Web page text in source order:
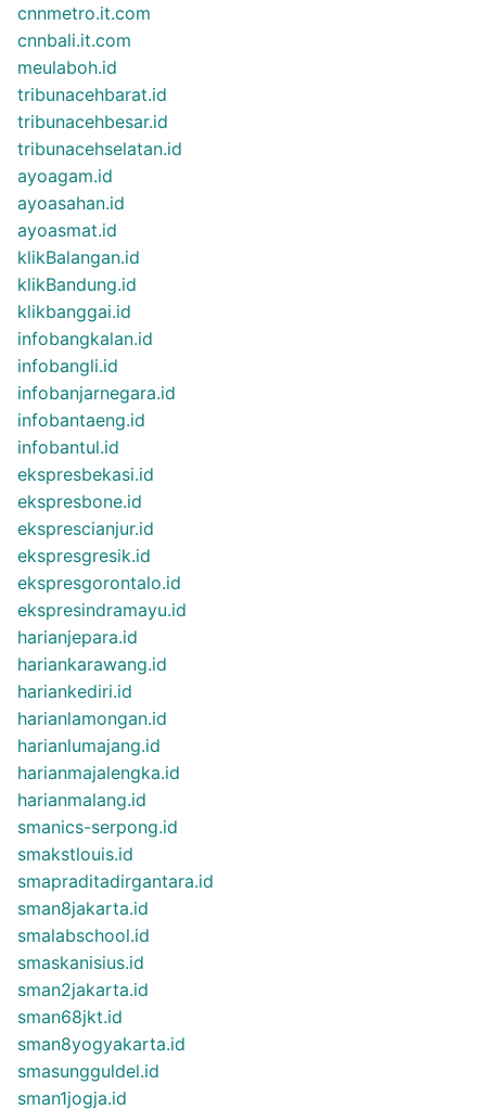
cnnmetro.it.com
cnnbali.it.com
meulaboh.id
tribunacehbarat.id
tribunacehbesar.id
tribunacehselatan.id
ayoagam.id
ayoasahan.id
ayoasmat.id
klikBalangan.id
klikBandung.id
klikbanggai.id
infobangkalan.id
infobangli.id
infobanjarnegara.id
infobantaeng.id
infobantul.id
ekspresbekasi.id
ekspresbone.id
eksprescianjur.id
ekspresgresik.id
ekspresgorontalo.id
ekspresindramayu.id
harianjepara.id
hariankarawang.id
hariankediri.id
harianlamongan.id
harianlumajang.id
harianmajalengka.id
harianmalang.id
smanics-serpong.id
smakstlouis.id
smapraditadirgantara.id
sman8jakarta.id
smalabschool.id
smaskanisius.id
sman2jakarta.id
sman68jkt.id
sman8yogyakarta.id
smasungguldel.id
sman1jogja.id